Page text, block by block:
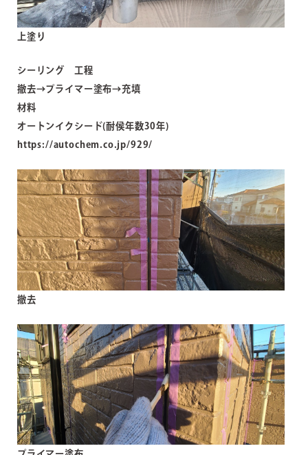
上塗り
シーリング 工程
撤去→プライマー塗布→充填
材料
オートンイクシード(耐侯年数30年)
https://autochem.co.jp/929/
撤去